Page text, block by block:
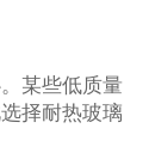
某些低质量
择耐热玻璃